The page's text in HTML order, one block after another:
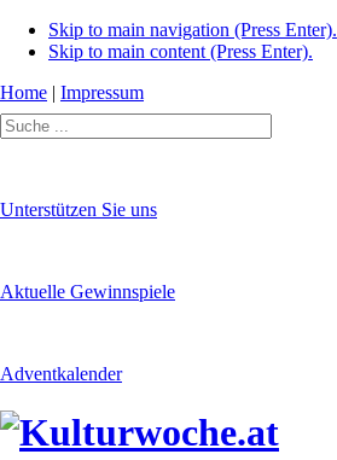
Skip to main navigation (Press Enter).
Skip to main content (Press Enter).
Home | Impressum
Unterstützen Sie uns
Aktuelle Gewinnspiele
Adventkalender